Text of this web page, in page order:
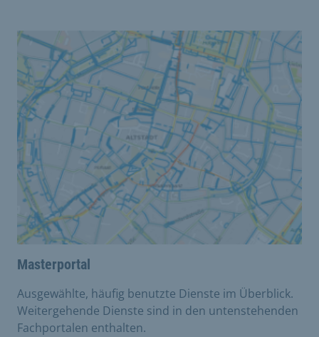
Masterportal
Ausgewählte, häufig benutzte Dienste im Überblick.
Weitergehende Dienste sind in den untenstehenden
Fachportalen enthalten.